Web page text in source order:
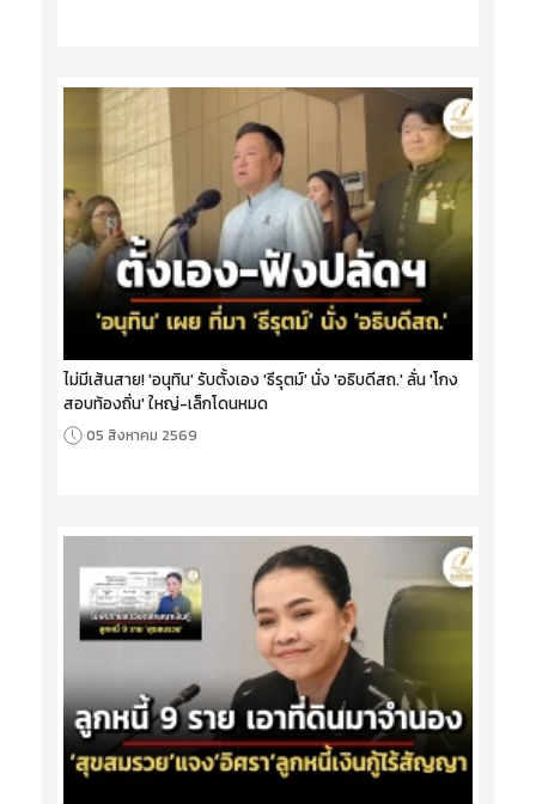
ไม่มีเส้นสาย! 'อนุทิน' รับตั้งเอง 'ธีรุตม์' นั่ง 'อธิบดีสถ.' ลั่น 'โกง
สอบท้องถิ่น' ใหญ่-เล็กโดนหมด
05 สิงหาคม 2569